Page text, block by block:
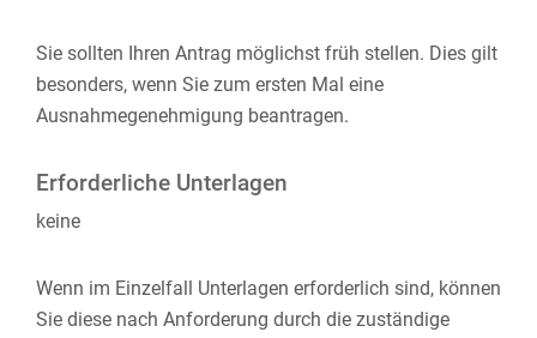
Sie sollten Ihren Antrag möglichst früh stellen. Dies gilt
besonders, wenn Sie zum ersten Mal eine
Ausnahmegenehmigung beantragen.
Erforderliche Unterlagen
keine
Wenn im Einzelfall Unterlagen erforderlich sind, können
Sie diese nach Anforderung durch die zuständige